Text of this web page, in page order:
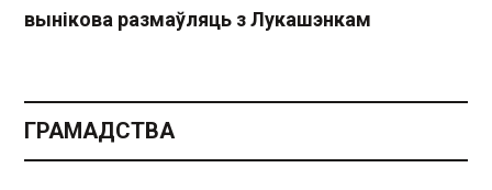
вынікова размаўляць з Лукашэнкам
ГРАМАДСТВА